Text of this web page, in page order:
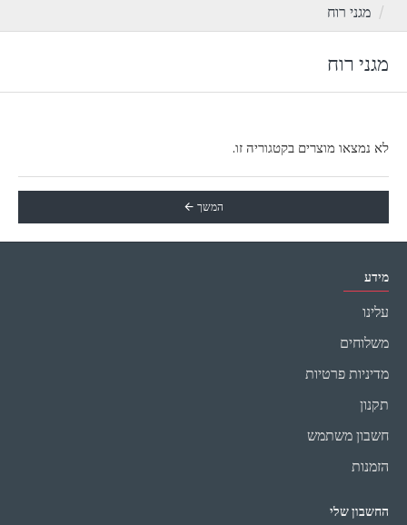
מגני רוח
מגני רוח
לא נמצאו מוצרים בקטגוריה זו.
המשך
מידע
עלינו
משלוחים
מדיניות פרטיות
תקנון
חשבון משתמש
הזמנות
החשבון שלי